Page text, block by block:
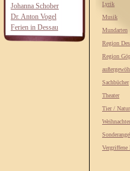
Johanna Schober
Dr. Anton Vogel
Ferien in Dessau
Lyrik
Musik
Mundarten
Region
Region
Sachbücher
Theater
Tier / Natur
Vergriffene